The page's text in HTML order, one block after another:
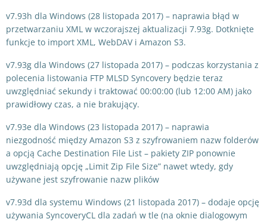
v7.93h dla Windows (28 listopada 2017) – naprawia błąd w
przetwarzaniu XML w wczorajszej aktualizacji 7.93g. Dotknięte
funkcje to import XML, WebDAV i Amazon S3.
v7.93g dla Windows (27 listopada 2017) – podczas korzystania z
polecenia listowania FTP MLSD Syncovery będzie teraz
uwzględniać sekundy i traktować 00:00:00 (lub 12:00 AM) jako
prawidłowy czas, a nie brakujący.
v7.93e dla Windows (23 listopada 2017) – naprawia
niezgodność między Amazon S3 z szyfrowaniem nazw folderów
a opcją Cache Destination File List – pakiety ZIP ponownie
uwzględniają opcję „Limit Zip File Size” nawet wtedy, gdy
używane jest szyfrowanie nazw plików
v7.93d dla systemu Windows (21 listopada 2017) – dodaje opcję
używania SyncoveryCL dla zadań w tle (na oknie dialogowym